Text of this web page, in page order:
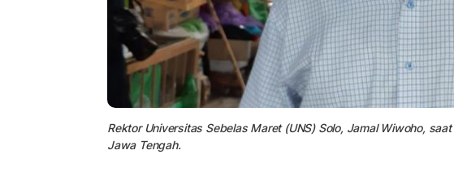
Rektor Universitas Sebelas Maret (UNS) Solo, Jamal Wiwoho,
Jawa Tengah.